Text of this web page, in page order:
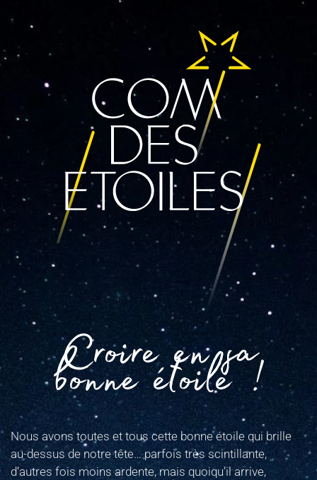
Croire en sa
bonne étoile !
Nous avons toutes et tous cette bonne étoile qui brille
au-dessus de notre tête… parfois très scintillante,
d’autres fois moins ardente, mais quoiqu’il arrive,